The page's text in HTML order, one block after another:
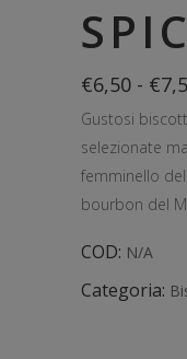
€6,50 - €
Gustosi
selezionate
femminello
bourbon del
COD: N/A
Categoria: